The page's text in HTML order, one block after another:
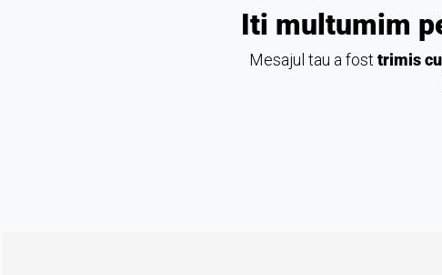
Iti multumim
Mesajul tau a fost trimis